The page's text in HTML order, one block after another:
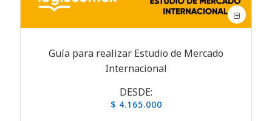
Guía para realizar Estudio de Mercado
Internacional
DESDE:
$ 4.165.000